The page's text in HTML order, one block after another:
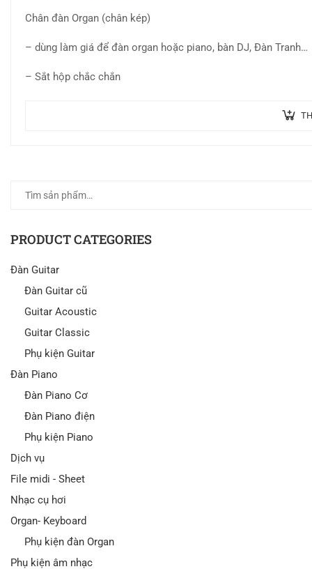
Chân đàn Organ (chân kép)
– dùng làm giá để đàn organ hoặc piano, bàn DJ, Đàn Tranh…
– Sắt hộp chắc chắn
PRODUCT CATEGORIES
Đàn Guitar
Đàn Guitar cũ
Guitar Acoustic
Guitar Classic
Phụ kiện Guitar
Đàn Piano
Đàn Piano Cơ
Đàn Piano điện
Phụ kiện Piano
Dịch vụ
File midi - Sheet
Nhạc cụ hơi
Organ- Keyboard
Phụ kiện đàn Organ
Phụ kiện âm nhạc